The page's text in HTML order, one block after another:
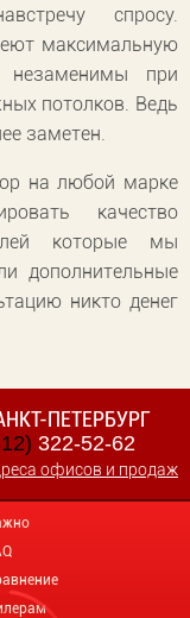
спросу.
максимальную
при
потолков. Ведь
заметен.
на любой марке
качество
которые мы
дополнительные
никто денег
ПЕТЕРБУРГ
322-52-62
офисов и продаж